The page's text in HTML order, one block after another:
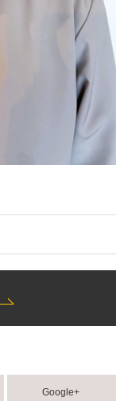
Google+